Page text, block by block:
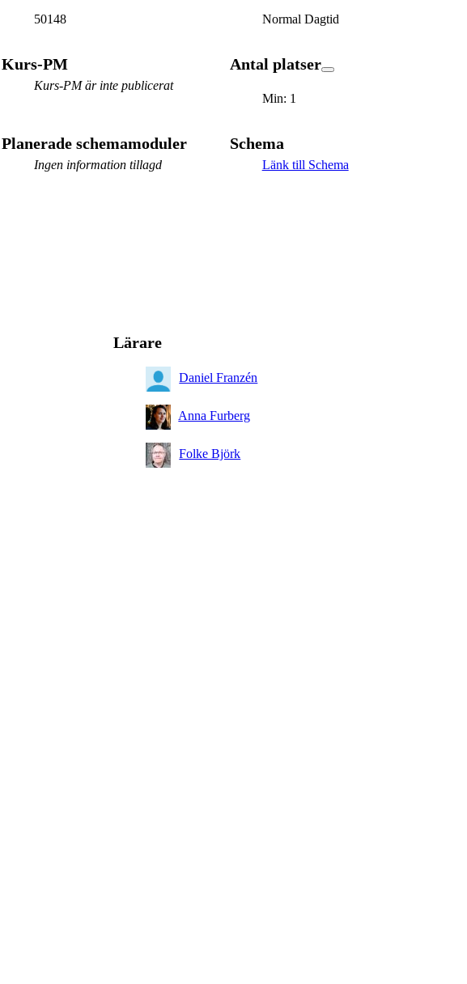
50148 Normal Dagtid
Kurs-PM
Kurs-PM är inte publicerat
Antal platser
Min: 1
Planerade schemamoduler
Ingen information tillagd
Schema
Länk till Schema
Lärare
Daniel Franzén
Anna Furberg
Folke Björk